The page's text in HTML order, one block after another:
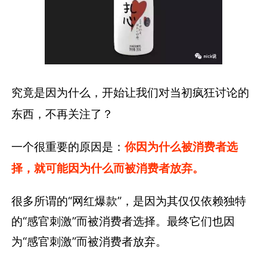
究竟是因为什么，开始让我们对当初疯狂讨论的
东西，不再关注了？
一个很重要的原因是：你因为什么被消费者选
择，就可能因为什么而被消费者放弃。
很多所谓的“网红爆款”，是因为其仅仅依赖独特
的“感官刺激”而被消费者选择。最终它们也因
为“感官刺激”而被消费者放弃。